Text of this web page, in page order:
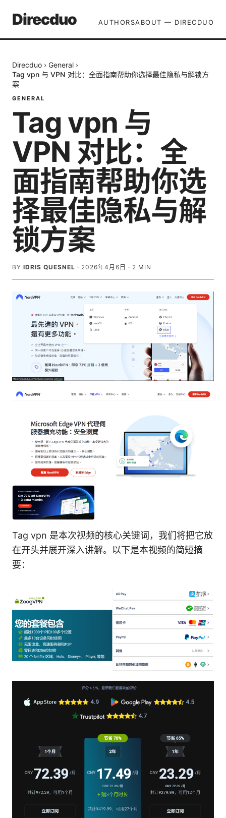
Direcduo AUTHORSABOUT — DIRECDUO
Direcduo › General ›
Tag vpn 与 VPN 对比：全面指南帮助你选择最佳隐私与解锁方
案
GENERAL
Tag vpn 与
VPN 对比：全
面指南帮助你选
择最佳隐私与解
锁方案
BY IDRIS QUESNEL · 2026年4月6日 · 2 MIN
Tag vpn 是本次视频的核心关键词，我们将把它放
在开头并展开深入讲解。以下是本视频的简短摘
要：